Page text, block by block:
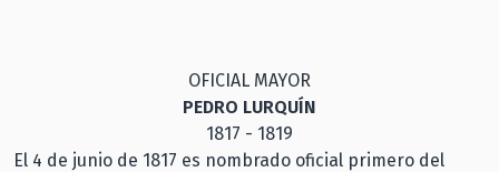
OFICIAL MAYOR
PEDRO LURQUÍN
1817 - 1819
El 4 de junio de 1817 es nombrado oficial primero del